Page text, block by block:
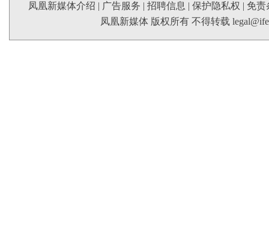
凤凰新媒体介绍 | 广告服务 | 招聘信息 | 保护隐私权 | 免责
凤凰新媒体 版权所有 不得转载